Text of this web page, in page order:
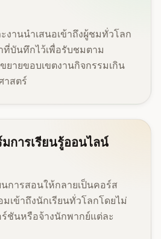
งานนำเสนอเข้าถึงผู้ชมทั่วโลก
ที่บันทึกไว้เพื่อรับชมตาม
ยายขอบเขตงานกิจกรรมเกิน
าสตร์
การเรียนรู้ออนไลน์
นการสอนให้กลายเป็นคอร์ส
เข้าถึงนักเรียนทั่วโลกโดยไม่
ร์ชันหรือจ้างนักพากย์แต่ละ